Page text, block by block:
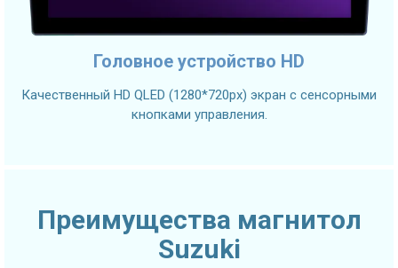
Головное устройство HD
Качественный HD QLED (1280*720px) экран с сенсорными
кнопками управления.
Преимущества магнитол
Suzuki